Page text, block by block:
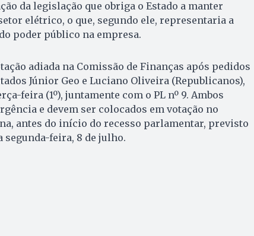
da legislação que obriga o Estado a manter
elétrico, o que, segundo ele, representaria a
poder público na empresa.
adiada na Comissão de Finanças após pedidos
Júnior Geo e Luciano Oliveira (Republicanos),
feira (1º), juntamente com o PL nº 9. Ambos
e devem ser colocados em votação no
antes do início do recesso parlamentar, previsto
feira, 8 de julho.